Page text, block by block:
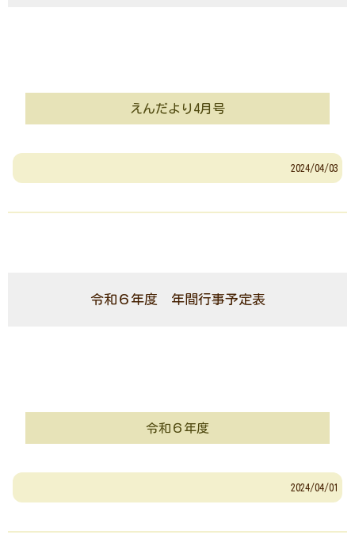
えんだより4月号
2024/04/03
令和６年度 年間行事予定表
令和６年度
2024/04/01